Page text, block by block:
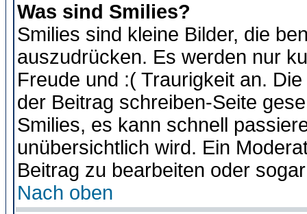
Was sind Smilies?
Smilies sind kleine Bilder, die
auszudrücken. Es werden nur
Freude und :( Traurigkeit an.
der Beitrag schreiben-Seite
Smilies, es kann schnell
unübersichtlich wird. Ein
Beitrag zu bearbeiten oder
Nach oben